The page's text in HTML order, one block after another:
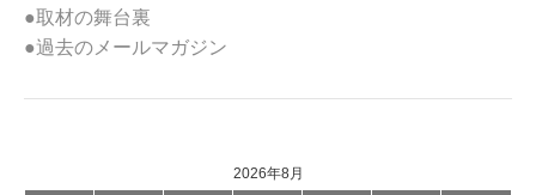
●取材の舞台裏
●過去のメールマガジン
2026年8月